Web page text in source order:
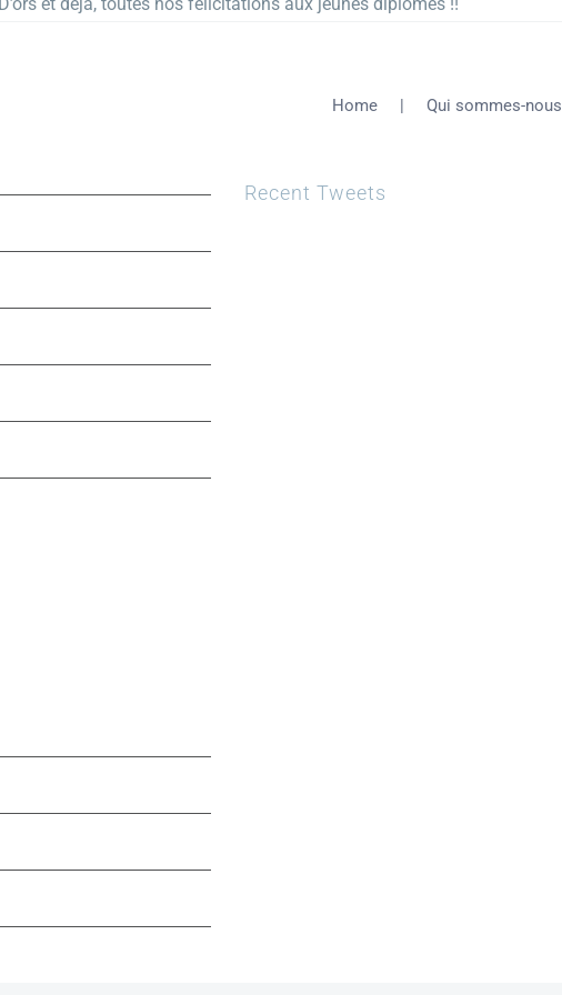
Home Qui sommes-nous
Recent Tweets